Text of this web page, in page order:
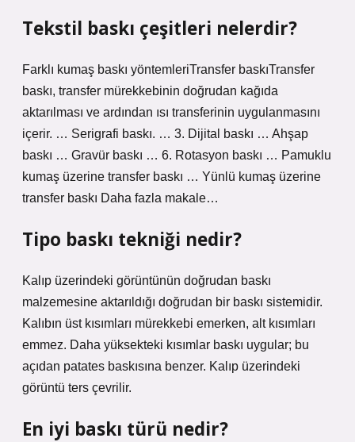
Tekstil baskı çeşitleri nelerdir?
Farklı kumaş baskı yöntemleriTransfer baskıTransfer
baskı, transfer mürekkebinin doğrudan kağıda
aktarılması ve ardından ısı transferinin uygulanmasını
içerir. … Serigrafi baskı. … 3. Dijital baskı … Ahşap
baskı … Gravür baskı … 6. Rotasyon baskı … Pamuklu
kumaş üzerine transfer baskı … Yünlü kumaş üzerine
transfer baskı Daha fazla makale…
Tipo baskı tekniği nedir?
Kalıp üzerindeki görüntünün doğrudan baskı
malzemesine aktarıldığı doğrudan bir baskı sistemidir.
Kalıbın üst kısımları mürekkebi emerken, alt kısımları
emmez. Daha yüksekteki kısımlar baskı uygular; bu
açıdan patates baskısına benzer. Kalıp üzerindeki
görüntü ters çevrilir.
En iyi baskı türü nedir?